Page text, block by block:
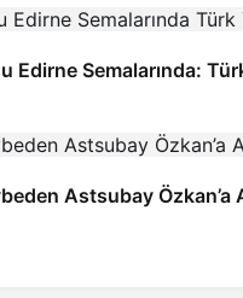
Semalarında:
Astsubay